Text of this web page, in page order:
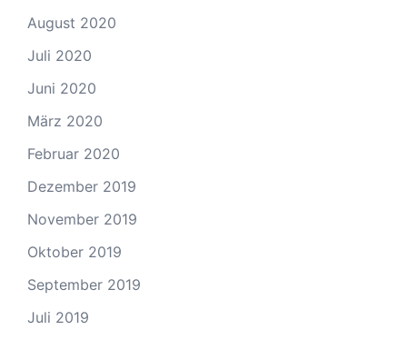
August 2020
Juli 2020
Juni 2020
März 2020
Februar 2020
Dezember 2019
November 2019
Oktober 2019
September 2019
Juli 2019